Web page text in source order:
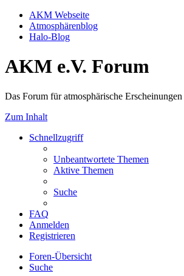
AKM Webseite
Atmosphärenblog
Halo-Blog
AKM e.V. Forum
Das Forum für atmosphärische Erscheinungen
Zum Inhalt
Schnellzugriff
Unbeantwortete Themen
Aktive Themen
Suche
FAQ
Anmelden
Registrieren
Foren-Übersicht
Suche